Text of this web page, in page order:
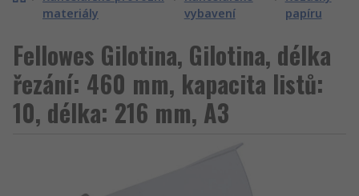
materiály
vybavení
papíru
Fellowes Gilotina, Gilotina, délka
řezání: 460 mm, kapacita listů:
10, délka: 216 mm, A3